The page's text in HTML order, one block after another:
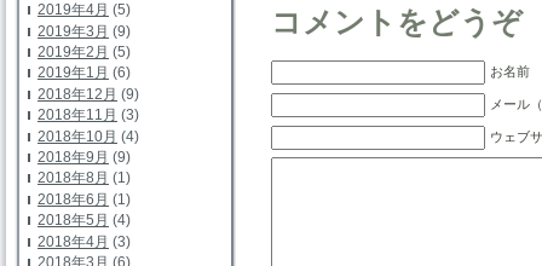
2019年4月 (5)
2019年3月 (9)
2019年2月 (5)
2019年1月 (6)
2018年12月 (9)
2018年11月 (3)
2018年10月 (4)
2018年9月 (9)
2018年8月 (1)
2018年6月 (1)
2018年5月 (4)
2018年4月 (3)
2018年3月 (6)
コメントをどうぞ
お名前
メール
ウェブ